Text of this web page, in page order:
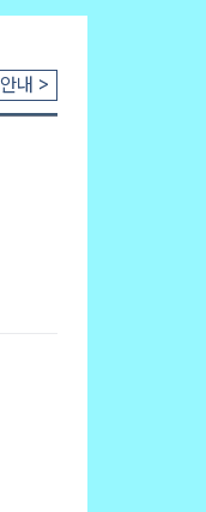
내 >